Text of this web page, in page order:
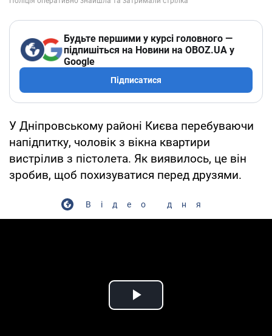
Будьте першими у курсі головного —
підпишіться на Новини на OBOZ.UA у
Google
Підписатися
У Дніпровському районі Києва перебуваючи
напідпитку, чоловік з вікна квартири
вистрілив з пістолета. Як виявилось, це він
зробив, щоб похизуватися перед друзями.
Відео дня
Play Video